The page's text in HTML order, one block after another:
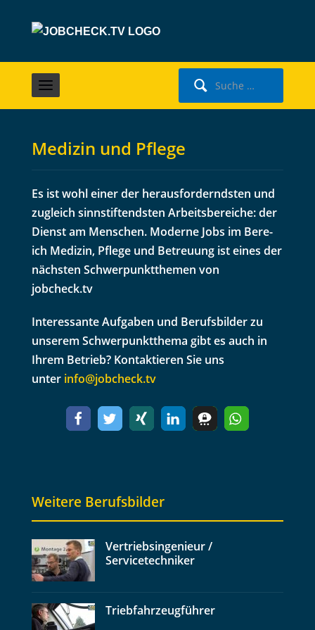
Suche
nach:
Medizin und Pflege
Es ist wohl ein­er der her­aus­fordernd­sten und
zugle­ich sinns­tif­tend­sten Arbeits­bere­iche: der
Dienst am Men­schen. Mod­erne Jobs im Bere­
ich Medi­zin, Pflege und Betreu­ung ist eines der
näch­sten Schw­er­punk­t­the­men von
jobcheck.tv
Inter­es­sante Auf­gaben und Berufs­bilder zu
unserem Schw­er­punk­t­the­ma gibt es auch in
Ihrem Betrieb? Kon­tak­tieren Sie uns
unter info@jobcheck.tv
Weitere Berufsbilder
Vertriebsingenieur /
Servicetechniker
Triebfahrzeugführer